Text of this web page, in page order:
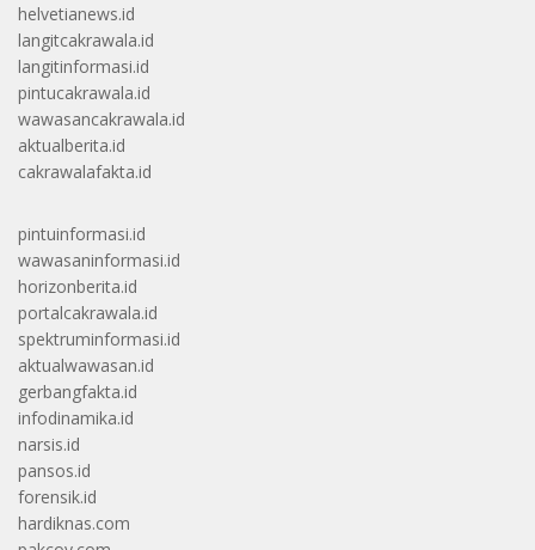
helvetianews.id
langitcakrawala.id
langitinformasi.id
pintucakrawala.id
wawasancakrawala.id
aktualberita.id
cakrawalafakta.id
pintuinformasi.id
wawasaninformasi.id
horizonberita.id
portalcakrawala.id
spektruminformasi.id
aktualwawasan.id
gerbangfakta.id
infodinamika.id
narsis.id
pansos.id
forensik.id
hardiknas.com